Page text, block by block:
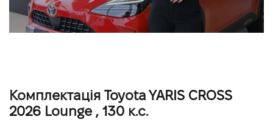
Комплектація Toyota YARIS CROSS
2026 Lounge , 130 к.с.